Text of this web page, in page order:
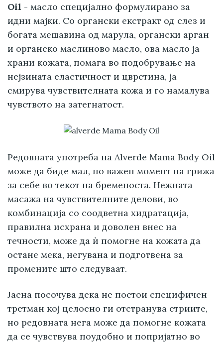
Oil - масло специјално формулирано за
идни мајки. Со органски екстракт од слез и
богата мешавина од марула, органски арган
и органско маслиново масло, ова масло ја
храни кожата, помага во подобрување на
нејзината еластичност и цврстина, ја
смирува чувствителната кожа и го намалува
чувството на затегнатост.
Редовната употреба на Alverde Mama Body Oil
може да биде мал, но важен момент на грижа
за себе во текот на бременоста. Нежната
масажа на чувствителните делови, во
комбинација со соодветна хидратација,
правилна исхрана и доволен внес на
течности, може да ѝ помогне на кожата да
остане мека, негувана и подготвена за
промените што следуваат.
Јасна посочува дека не постои специфичен
третман кој целосно ги отстранува стриите,
но редовната нега може да помогне кожата
да се чувствува поудобно и попријатно во